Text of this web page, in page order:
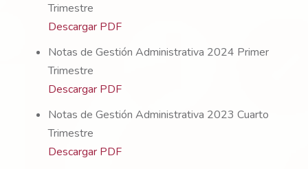
Trimestre
Descargar PDF
Notas de Gestión Administrativa 2024 Primer
Trimestre
Descargar PDF
Notas de Gestión Administrativa 2023 Cuarto
Trimestre
Descargar PDF